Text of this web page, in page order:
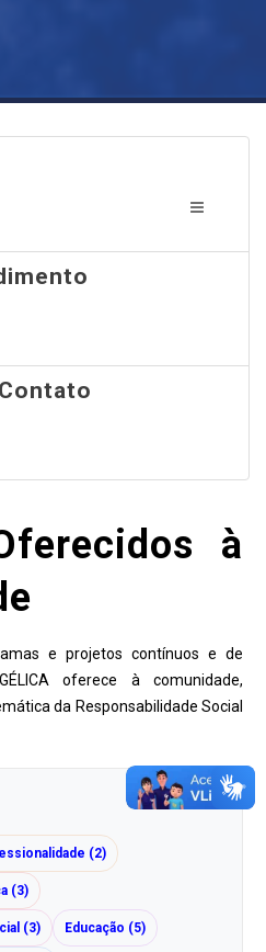
à
e projetos contínuos e de
oferece à comunidade,
da Responsabilidade Social
(2)
(3)
(3) Educação (5)